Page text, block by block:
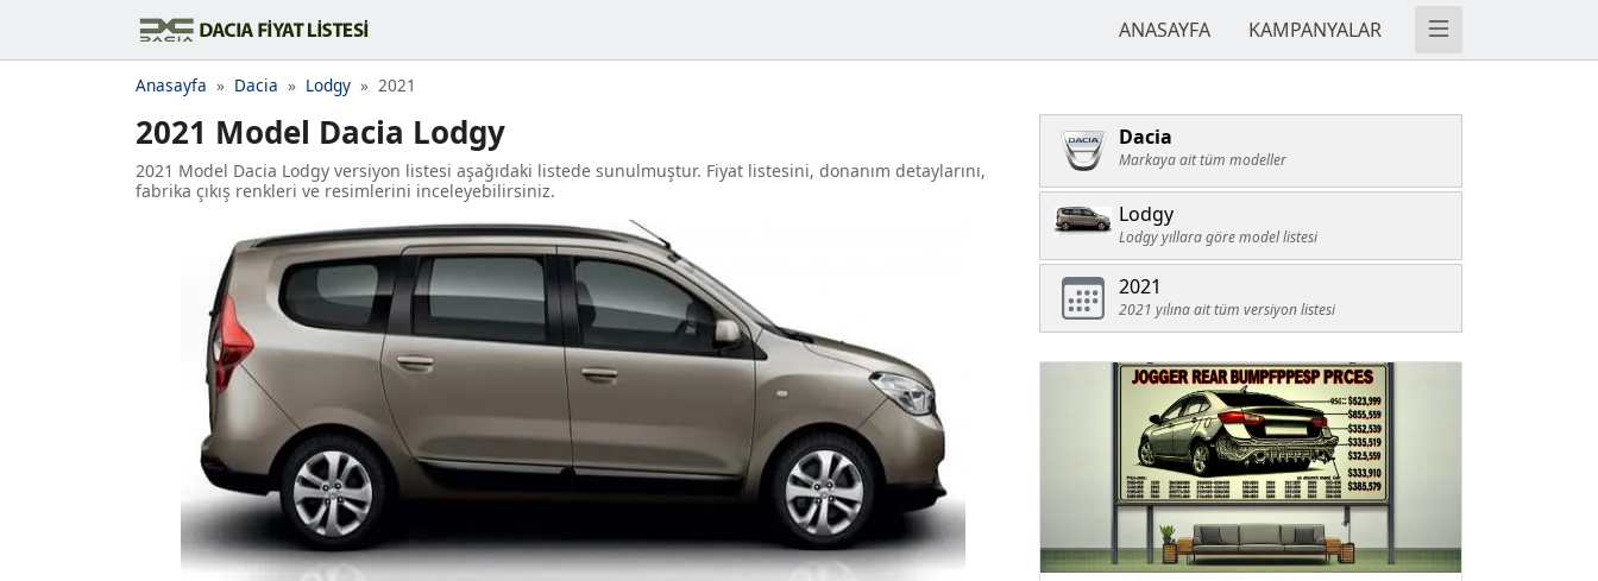
ANASAYFA KAMPANYALAR
Anasayfa Dacia Lodgy 2021
2021 Model Dacia Lodgy
2021 Model Dacia Lodgy versiyon listesi aşağıdaki listede sunulmuştur. Fiyat listesini, donanım detaylarını,
fabrika çıkış renkleri ve resimlerini inceleyebilirsiniz.
Dacia
Markaya ait tüm modeller
Lodgy
Lodgy yıllara göre model listesi
2021
2021 yılına ait tüm versiyon listesi